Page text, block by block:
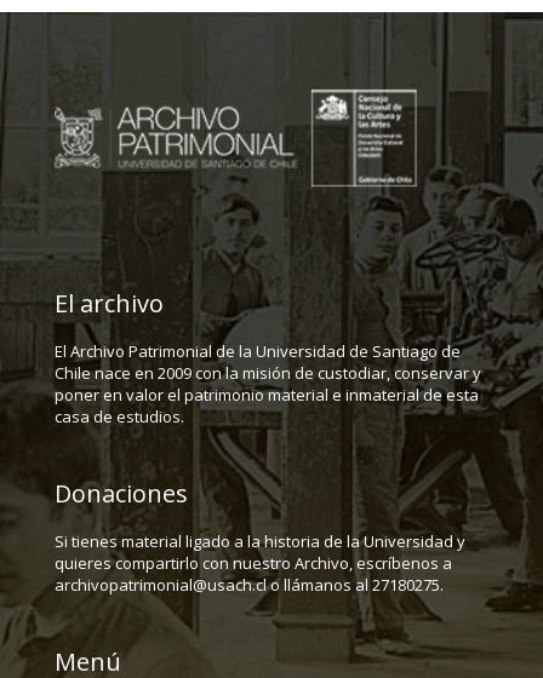
El archivo
El Archivo Patrimonial de la Universidad de Santiago de
Chile nace en 2009 con la misión de custodiar, conservar y
poner en valor el patrimonio material e inmaterial de esta
casa de estudios.
Donaciones
Si tienes material ligado a la historia de la Universidad y
quieres compartirlo con nuestro Archivo, escríbenos a
archivopatrimonial@usach.cl o llámanos al 27180275.
Menú